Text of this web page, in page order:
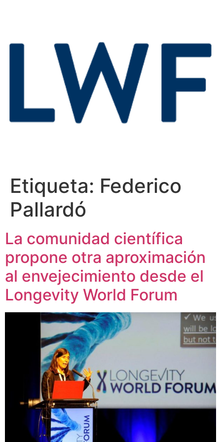
Etiqueta: Federico
Pallardó
La comunidad científica
propone otra aproximación
al envejecimiento desde el
Longevity World Forum